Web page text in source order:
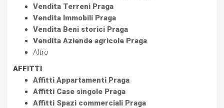
Vendita Terreni Praga
Vendita Immobili Praga
Vendita Beni storici Praga
Vendita Aziende agricole Praga
Altro
AFFITTI
Affitti Appartamenti Praga
Affitti Case singole Praga
Affitti Spazi commerciali Praga